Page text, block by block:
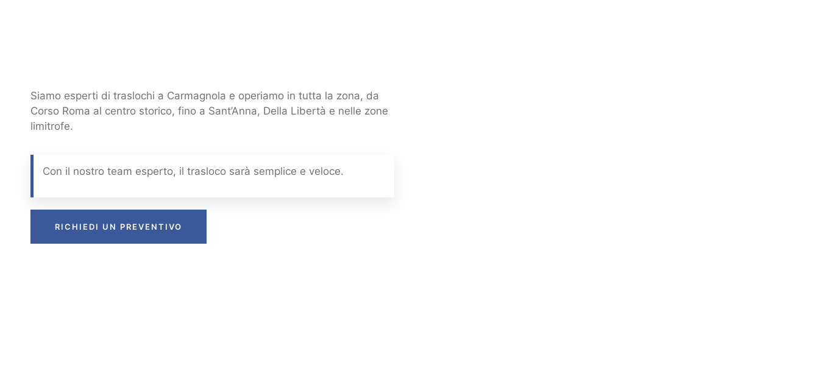
Siamo esperti di traslochi a Carmagnola e operiamo in tutta la zona, da
Corso Roma al centro storico, fino a Sant’Anna, Della Libertà e nelle zone
limitrofe.
Con il nostro team esperto, il trasloco sarà semplice e veloce.
RICHIEDI UN PREVENTIVO